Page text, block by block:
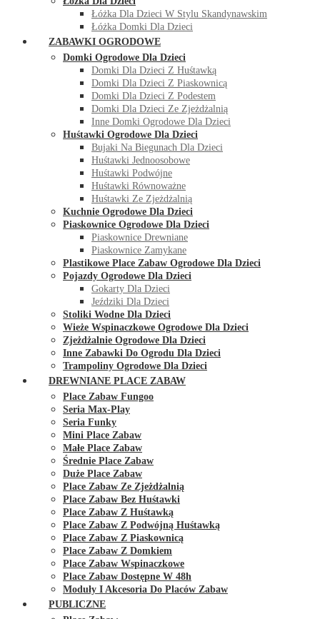
Łóżka Dla Dzieci W Stylu Skandynawskim
Łóżka Domki Dla Dzieci
ZABAWKI OGRODOWE
Domki Ogrodowe Dla Dzieci
Domki Dla Dzieci Z Huśtawką
Domki Dla Dzieci Z Piaskownicą
Domki Dla Dzieci Z Podestem
Domki Dla Dzieci Ze Zjeżdżalnią
Inne Domki Ogrodowe Dla Dzieci
Huśtawki Ogrodowe Dla Dzieci
Bujaki Na Biegunach Dla Dzieci
Huśtawki Jednoosobowe
Huśtawki Podwójne
Huśtawki Równoważne
Huśtawki Ze Zjeżdżalnią
Kuchnie Ogrodowe Dla Dzieci
Piaskownice Ogrodowe Dla Dzieci
Piaskownice Drewniane
Piaskownice Zamykane
Plastikowe Place Zabaw Ogrodowe Dla Dzieci
Pojazdy Ogrodowe Dla Dzieci
Gokarty Dla Dzieci
Jeździki Dla Dzieci
Stoliki Wodne Dla Dzieci
Wieże Wspinaczkowe Ogrodowe Dla Dzieci
Zjeżdżalnie Ogrodowe Dla Dzieci
Inne Zabawki Do Ogrodu Dla Dzieci
Trampoliny Ogrodowe Dla Dzieci
DREWNIANE PLACE ZABAW
Place Zabaw Fungoo
Seria Max-Play
Seria Funky
Mini Place Zabaw
Małe Place Zabaw
Średnie Place Zabaw
Duże Place Zabaw
Place Zabaw Ze Zjeżdżalnią
Place Zabaw Bez Huśtawki
Place Zabaw Z Huśtawką
Place Zabaw Z Podwójną Huśtawką
Place Zabaw Z Piaskownicą
Place Zabaw Z Domkiem
Place Zabaw Wspinaczkowe
Place Zabaw Dostępne W 48h
Moduły I Akcesoria Do Placów Zabaw
PUBLICZNE